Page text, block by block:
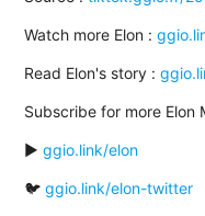
Watch more Elon :
Read Elon's story :
Subscribe for more Elon
▶️ggio.link/elon
🐦ggio.link/elon-twitter